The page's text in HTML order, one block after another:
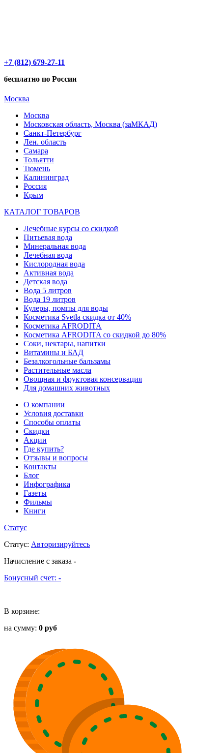
+7 (812) 679-27-11
бесплатно по России
Москва
Москва
Московская область, Москва (заМКАД)
Санкт-Петербург
Лен. область
Самара
Тольятти
Тюмень
Калининград
Россия
Крым
КАТАЛОГ ТОВАРОВ
Лечебные курсы со скидкой
Питьевая вода
Минеральная вода
Лечебная вода
Кислородная вода
Активная вода
Детская вода
Вода 5 литров
Вода 19 литров
Кулеры, помпы для воды
Косметика Svetla скидка от 40%
Косметика AFRODITA
Косметика AFRODITA со скидкой до 80%
Соки, нектары, напитки
Витамины и БАД
Безалкогольные бальзамы
Растительные масла
Овощная и фруктовая консервация
Для домашних животных
О компании
Условия доставки
Способы оплаты
Скидки
Акции
Где купить?
Отзывы и вопросы
Контакты
Блог
Инфографика
Газеты
Фильмы
Книги
Статус
Статус: Авторизируйтесь
Начисление с заказа -
Бонусный счет: -
В корзине:
на сумму: 0 руб